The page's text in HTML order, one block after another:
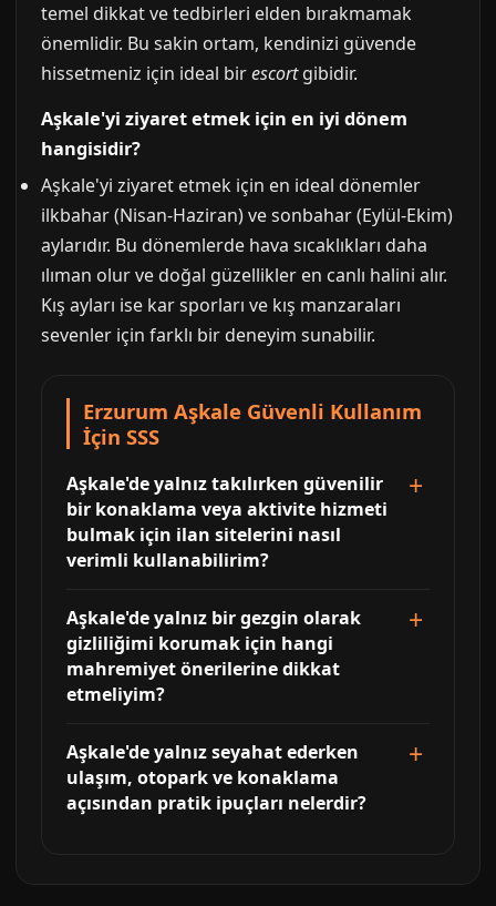
temel dikkat ve tedbirleri elden bırakmamak
önemlidir. Bu sakin ortam, kendinizi güvende
hissetmeniz için ideal birescortgibidir.
Aşkale'yi ziyaret etmek için en iyi dönem
hangisidir?
Aşkale'yi ziyaret etmek için en ideal dönemler
ilkbahar (Nisan-Haziran) ve sonbahar (Eylül-Ekim)
aylarıdır. Bu dönemlerde hava sıcaklıkları daha
ılıman olur ve doğal güzellikler en canlı halini alır.
Kış ayları ise kar sporları ve kış manzaraları
sevenler için farklı bir deneyim sunabilir.
Erzurum Aşkale Güvenli Kullanım
İçin SSS
Aşkale'de yalnız takılırken güvenilir
bir konaklama veya aktivite hizmeti
bulmak için ilan sitelerini nasıl
verimli kullanabilirim?
Aşkale'de yalnız bir gezgin olarak
gizliliğimi korumak için hangi
mahremiyet önerilerine dikkat
etmeliyim?
Aşkale'de yalnız seyahat ederken
ulaşım, otopark ve konaklama
açısından pratik ipuçları nelerdir?